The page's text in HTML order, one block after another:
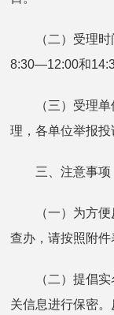
（二）受理时间
8:30—12:00和
（三）受理单
理，各单位举报投
三、注意事项
（一）为方便
查办，请按照附件
（二）提倡实
关信息进行保密